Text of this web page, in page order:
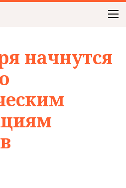
начнутся